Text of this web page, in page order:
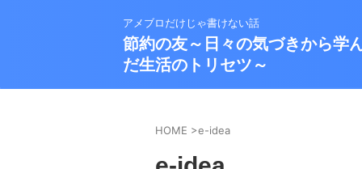
アメブロだけじゃ書けない話
節約の友～日々の気づきから学
だ生活のトリセツ～
HOME >e-idea